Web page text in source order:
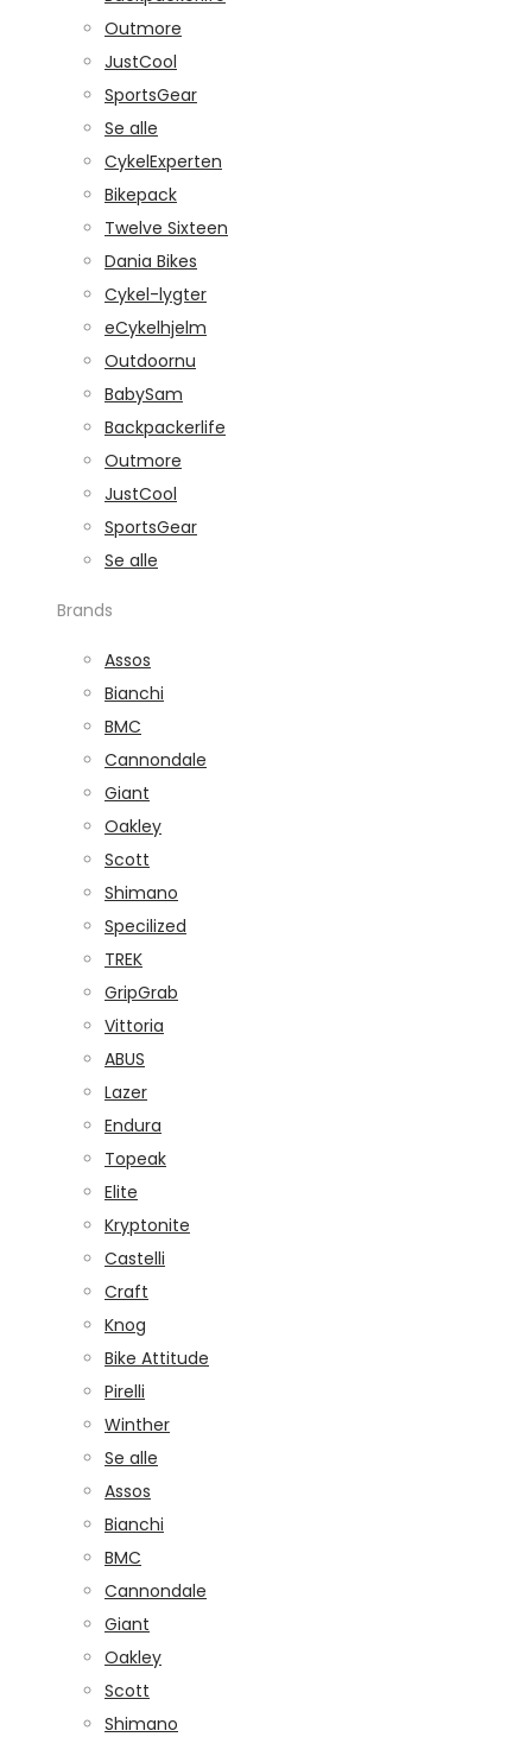
Outmore
JustCool
SportsGear
Se alle
CykelExperten
Bikepack
Twelve Sixteen
Dania Bikes
Cykel-lygter
eCykelhjelm
Outdoornu
BabySam
Backpackerlife
Outmore
JustCool
SportsGear
Se alle
Brands
Assos
Bianchi
BMC
Cannondale
Giant
Oakley
Scott
Shimano
Specilized
TREK
GripGrab
Vittoria
ABUS
Lazer
Endura
Topeak
Elite
Kryptonite
Castelli
Craft
Knog
Bike Attitude
Pirelli
Winther
Se alle
Assos
Bianchi
BMC
Cannondale
Giant
Oakley
Scott
Shimano